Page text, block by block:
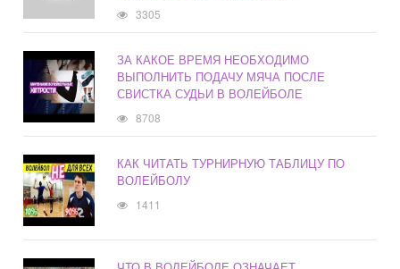
3305
ЗА КАКОЕ ВРЕМЯ НЕОБХОДИМО
ВЫПОЛНИТЬ ПОДАЧУ МЯЧА ПОСЛЕ
СВИСТКА СУДЬИ В ВОЛЕЙБОЛЕ
8708
КАК ЧИТАТЬ ТУРНИРНУЮ ТАБЛИЦУ ПО
ВОЛЕЙБОЛУ
1411